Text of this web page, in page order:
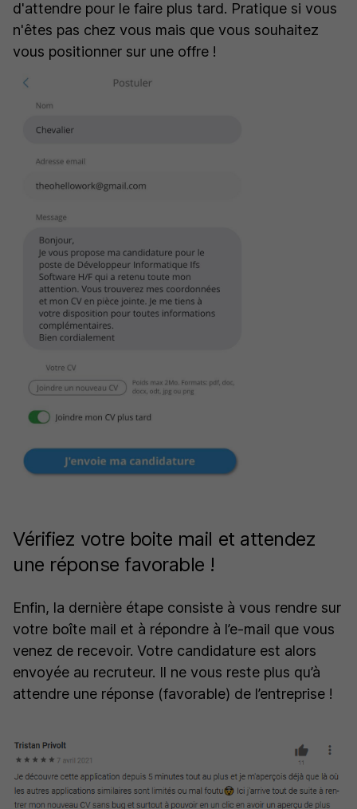
d'attendre pour le faire plus tard. Pratique si vous
n'êtes pas chez vous mais que vous souhaitez
vous positionner sur une offre !
Vérifiez votre boite mail et attendez
une réponse favorable !
Enfin, la dernière étape consiste à vous rendre sur
votre boîte mail et à répondre à l’e-mail que vous
venez de recevoir. Votre candidature est alors
envoyée au recruteur. Il ne vous reste plus qu’à
attendre une réponse (favorable) de l’entreprise !